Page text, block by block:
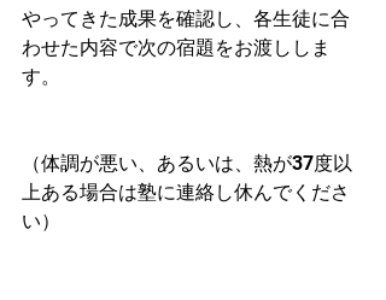
やってきた成果を確認し、各生徒に合
わせた内容で次の宿題をお渡ししま
す。
（体調が悪い、あるいは、熱が37度以
上ある場合は塾に連絡し休んでくださ
い）